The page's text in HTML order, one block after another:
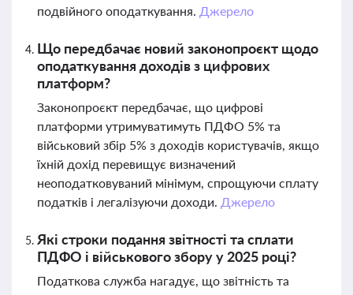
подвійного оподаткування. Джерело
Що передбачає новий законопроєкт щодо
оподаткування доходів з цифрових
платформ?
Законопроєкт передбачає, що цифрові
платформи утримуватимуть ПДФО 5% та
військовий збір 5% з доходів користувачів, якщо
їхній дохід перевищує визначений
неоподатковуваний мінімум, спрощуючи сплату
податків і легалізуючи доходи. Джерело
Які строки подання звітності та сплати
ПДФО і військового збору у 2025 році?
Податкова служба нагадує, що звітність та